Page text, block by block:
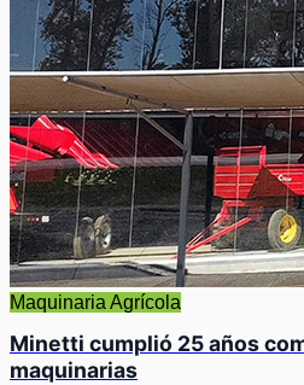
Maquinaria Agrícola
Minetti cumplió 25 años
maquinarias